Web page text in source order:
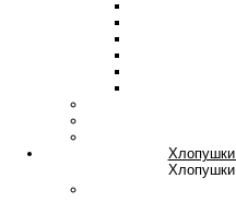
Хлопушки
Хлопушки